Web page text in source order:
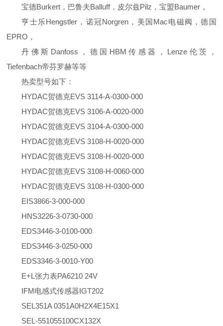
宝德Burkert，巴鲁夫Balluff，皮尔兹Pilz，宝盟Baumer，
亨士乐Hengstler，诺冠Norgren，美国Mac电磁阀，德国
EPRO，
丹佛斯Danfoss，德国HBM传感器，Lenze伦茨，
Tiefenbach帝芬罗赫等等
热卖型号如下：
HYDAC贺德克EVS 3114-A-0300-000
HYDAC贺德克EVS 3106-A-0020-000
HYDAC贺德克EVS 3104-A-0300-000
HYDAC贺德克EVS 3108-H-0020-000
HYDAC贺德克EVS 3108-H-0020-000
HYDAC贺德克EVS 3108-H-0060-000
HYDAC贺德克EVS 3108-H-0300-000
EIS3866-3-000-000
HNS3226-3-0730-000
EDS3446-3-0100-000
EDS3446-3-0250-000
EDS3346-3-0010-Y00
E+L张力表PA6210 24V
IFM电感式传感器IGT202
SEL351A 0351A0H2X4E15X1
SEL-551055100CX132X